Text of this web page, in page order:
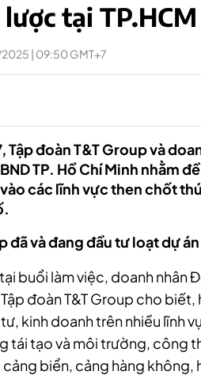
tại TP.HCM
| 09:50 GMT+7
Tập đoàn T&T Group và
TP. Hồ Chí Minh nhằm
các lĩnh vực then chốt
đã và đang đầu tư loạt dự
buổi làm việc, doanh nhân
đoàn T&T Group cho
kinh doanh trên nhiều lĩnh
tái tạo và môi trường, công
biển, cảng hàng